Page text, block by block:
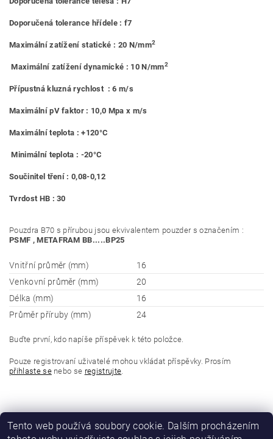
Doporučená tolerance hřídele : f7
Maximální zatížení statické : 20 N/mm2
Maximální zatížení dynamické : 10 N/mm2
Přípustná kluzná rychlost : 6 m/s
Maximální pV faktor : 10,0 Mpa x m/s
Maximální teplota : +120°C
Minimální teplota : -20°C
Součinitel tření : 0,08-0,12
Tvrdost HB : 30
Pouzdra B70 s přírubou jsou ekvivalentem pouzder s označením :
PSMF , METAFRAM BB.....BP25
Vnitřní průměr (mm)
16
Venkovní průměr (mm)
20
Délka (mm)
16
Průměr příruby (mm)
24
Buďte první, kdo napíše příspěvek k této položce.
Pouze registrovaní uživatelé mohou vkládat příspěvky. Prosím
přihlaste senebo se registrujte.
Tento web používá soubory cookie. Dalším procházením